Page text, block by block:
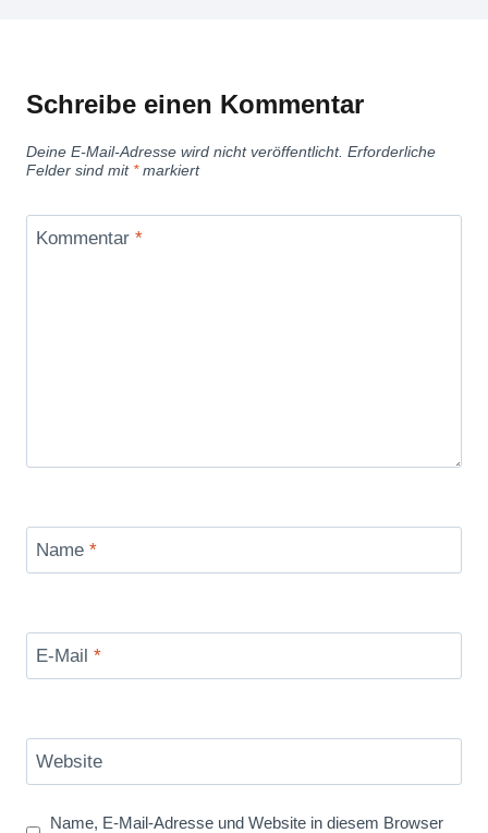
Schreibe einen Kommentar
Deine E-Mail-Adresse wird nicht veröffentlicht. Erforderliche
Felder sind mit *markiert
Kommentar *
Name *
E-Mail *
Website
Name, E-Mail-Adresse und Website in diesem Browser